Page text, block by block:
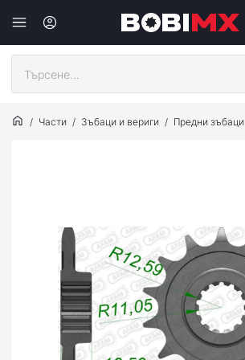
Части Зъбаци и вериги Предни зъбаци